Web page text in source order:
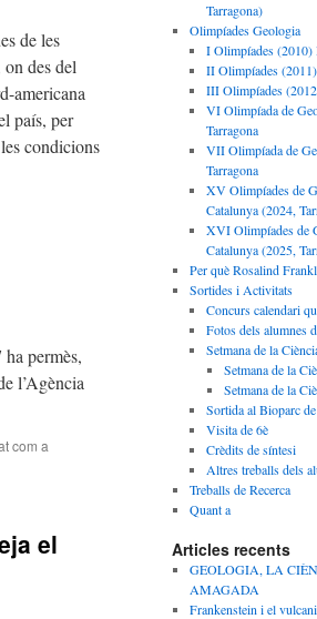
de les
des del
americana
país, per
condicions
permès,
l’Agència
com a
el
Tarragona)
Olimpíades Geologia
I Olimpíades (2010)
II Olimpíades
III Olimpíades
VI Olimpíada de
Tarragona
VII Olimpíada de
Tarragona
XV Olimpíades de
Catalunya (2024,
XVI Olimpíades de
Catalunya (2025,
Per què Rosalind
Sortides i Activitats
Concurs calendari
Fotos dels alumnes
Setmana de la
Setmana de la
Setmana de la
Sortida al Bioparc
Visita de 6è
Crèdits de síntesi
Altres treballs dels
Treballs de Recerca
Quant a
Articles recents
GEOLOGIA, LA
AMAGADA
Frankenstein i el